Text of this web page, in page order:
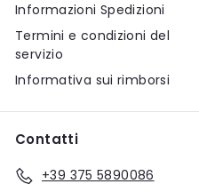
Informazioni Spedizioni
Termini e condizioni del
servizio
Informativa sui rimborsi
Contatti
+39 375 5890086